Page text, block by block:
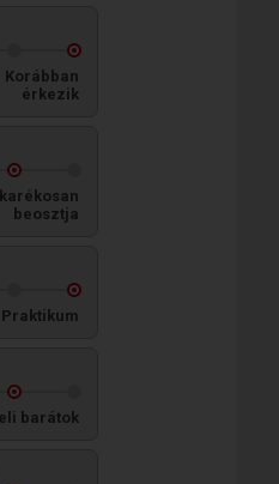
Korábban
érkezik
beosztja
Praktikum
barátok